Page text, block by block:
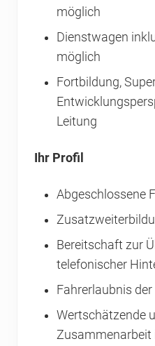
möglich
Dienstwagen
möglich
Fortbildung,
Leitung
Ihr Profil
Abgeschlossene
Bereitschaft zur
telefonischer
Fahrerlaubnis
Wertschätzende
Zusammenarbeit